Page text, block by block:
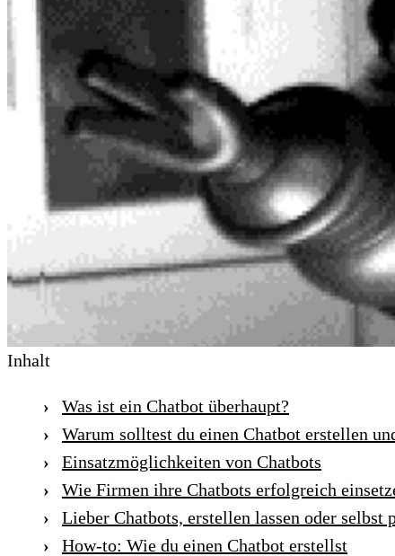
Inhalt
Was ist ein Chatbot überhaupt?
Warum solltest du einen Chatbot erstellen
Einsatzmöglichkeiten von Chatbots
Wie Firmen ihre Chatbots erfolgreich
Lieber Chatbots, erstellen lassen oder selbst
How-to: Wie du einen Chatbot erstellst